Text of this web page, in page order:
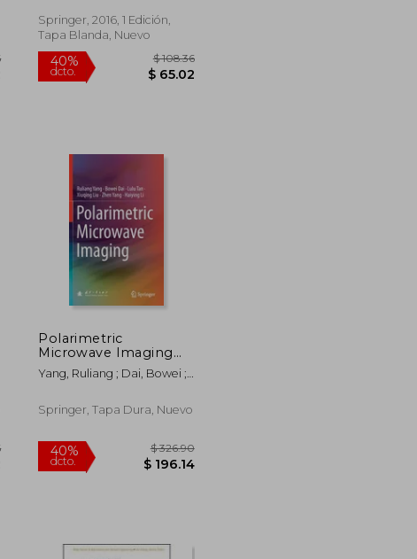
$ 355.86
$ 213.52
Springer, 2016, 1 Edición,
Tapa Blanda, Nuevo
40%
dcto.
Polarimetric
Microwave Imaging
(en Inglés)
Yang, Ruliang ; Dai, Bowei ;
Springer, Tapa Dura, Nuevo